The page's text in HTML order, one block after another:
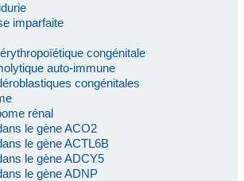
imparfaite
congénitale
auto-immune
congénitales
rénal
le gène ACO2
le gène ACTL6B
le gène ADCY5
le gène ADNP